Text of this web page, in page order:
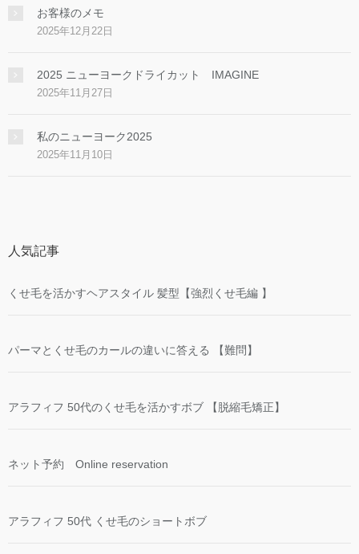
お客様のメモ
2025年12月22日
2025 ニューヨークドライカット IMAGINE
2025年11月27日
私のニューヨーク2025
2025年11月10日
人気記事
くせ毛を活かすヘアスタイル 髪型【強烈くせ毛編 】
パーマとくせ毛のカールの違いに答える 【難問】
アラフィフ 50代のくせ毛を活かすボブ 【脱縮毛矯正】
ネット予約 Online reservation
アラフィフ 50代 くせ毛のショートボブ